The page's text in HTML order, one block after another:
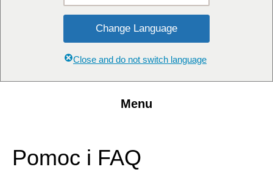
Change Language
Close and do not switch language
Menu
Pomoc i FAQ